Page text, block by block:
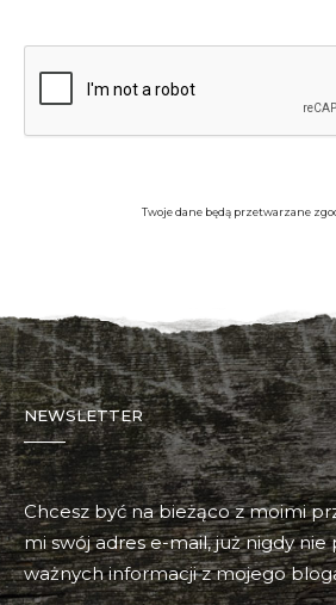
Twoje dane będą przetwarzane
NEWSLETTER
Chcesz być na bieżąco z moimi
mi swój adres e-mail, już nigdy nie
ważnych informacji z mojego